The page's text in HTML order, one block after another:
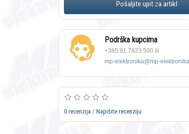
Podrška kupcima
+385 91 7823 500 ili
mp-elektronika@mp-
0 recenzija / Napišite recenziju